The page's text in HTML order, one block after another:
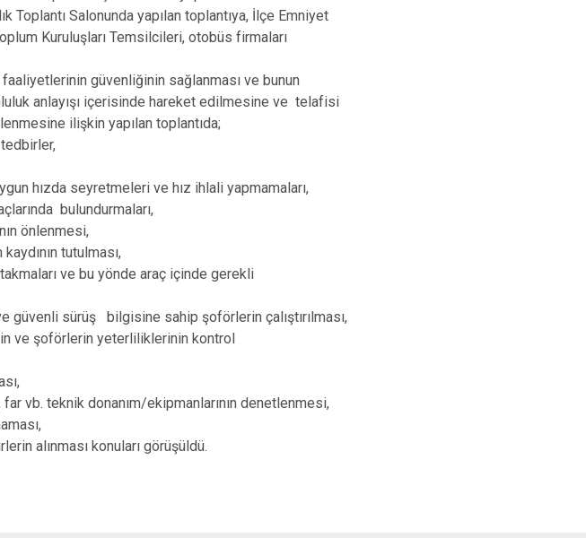
Ağaçören
Eskil
Gülağaç
Güzelyurt
Sultanhanı
Toplantı Salonunda yapılan toplantıya, İlçe Emniyet
Kuruluşları Temsilcileri, otobüs firmaları
faaliyetlerinin güvenliğinin sağlanması ve bunun
anlayışı içerisinde hareket edilmesine ve telafisi
ilişkin yapılan toplantıda;
hızda seyretmeleri ve hız ihlali yapmamaları,
bulundurmaları,
önlenmesi,
tutulması,
ve bu yönde araç içinde gerekli
sürüş bilgisine sahip şoförlerin çalıştırılması,
ve şoförlerin yeterliliklerinin kontrol
vb. teknik donanım/ekipmanlarının denetlenmesi,
alınması konuları görüşüldü.